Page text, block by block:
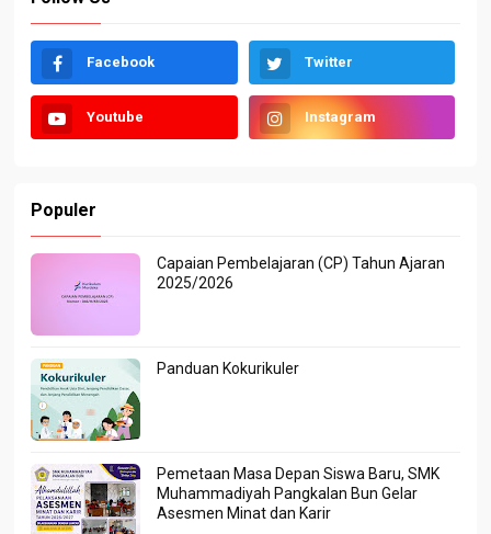
Facebook Twitter
Youtube Instagram
Populer
Capaian Pembelajaran (CP) Tahun Ajaran
2025/2026
Panduan Kokurikuler
Pemetaan Masa Depan Siswa Baru, SMK
Muhammadiyah Pangkalan Bun Gelar
Asesmen Minat dan Karir